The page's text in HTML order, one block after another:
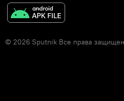
© 2026 Sputnik Все права